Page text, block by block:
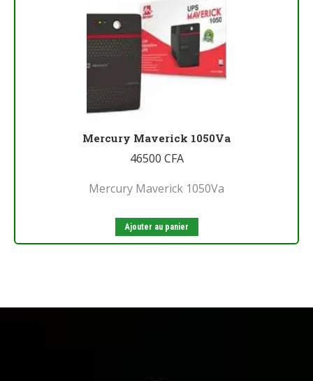
Mercury Maverick 1050Va
46500 CFA
Mercury Maverick 1050Va
Ajouter au panier